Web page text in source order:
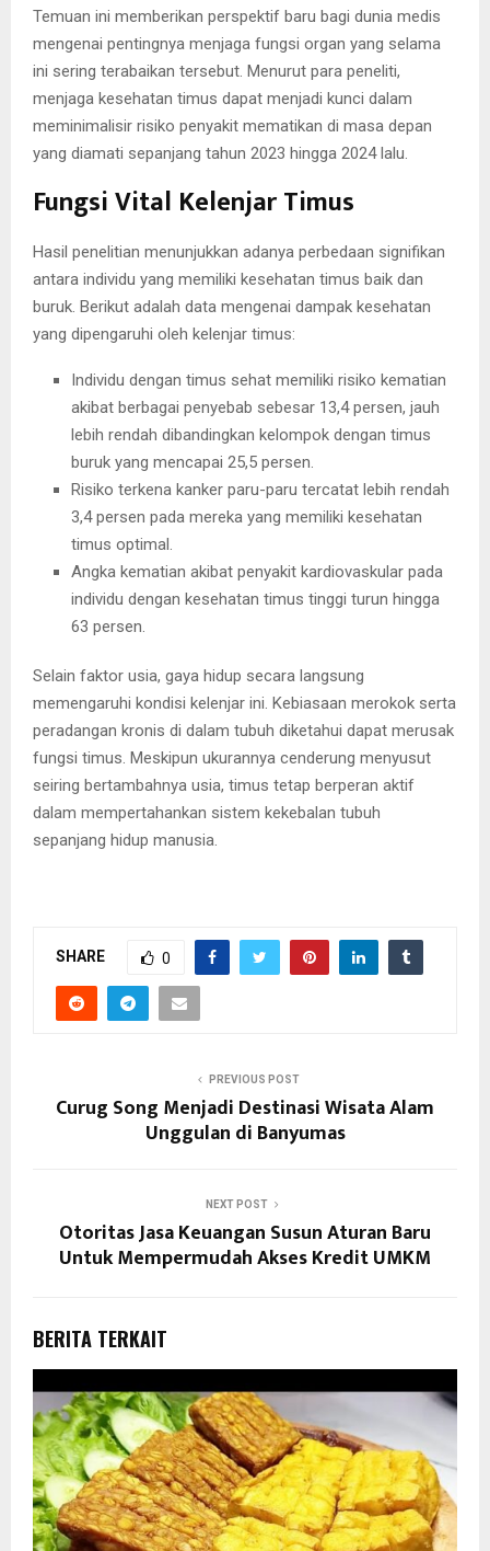
Temuan ini memberikan perspektif baru bagi dunia medis
mengenai pentingnya menjaga fungsi organ yang selama
ini sering terabaikan tersebut. Menurut para peneliti,
menjaga kesehatan timus dapat menjadi kunci dalam
meminimalisir risiko penyakit mematikan di masa depan
yang diamati sepanjang tahun 2023 hingga 2024 lalu.
Fungsi Vital Kelenjar Timus
Hasil penelitian menunjukkan adanya perbedaan signifikan
antara individu yang memiliki kesehatan timus baik dan
buruk. Berikut adalah data mengenai dampak kesehatan
yang dipengaruhi oleh kelenjar timus:
Individu dengan timus sehat memiliki risiko kematian
akibat berbagai penyebab sebesar 13,4 persen, jauh
lebih rendah dibandingkan kelompok dengan timus
buruk yang mencapai 25,5 persen.
Risiko terkena kanker paru-paru tercatat lebih rendah
3,4 persen pada mereka yang memiliki kesehatan
timus optimal.
Angka kematian akibat penyakit kardiovaskular pada
individu dengan kesehatan timus tinggi turun hingga
63 persen.
Selain faktor usia, gaya hidup secara langsung
memengaruhi kondisi kelenjar ini. Kebiasaan merokok serta
peradangan kronis di dalam tubuh diketahui dapat merusak
fungsi timus. Meskipun ukurannya cenderung menyusut
seiring bertambahnya usia, timus tetap berperan aktif
dalam mempertahankan sistem kekebalan tubuh
sepanjang hidup manusia.
SHARE 0
PREVIOUS POST
Curug Song Menjadi Destinasi Wisata Alam
Unggulan di Banyumas
NEXT POST
Otoritas Jasa Keuangan Susun Aturan Baru
Untuk Mempermudah Akses Kredit UMKM
BERITA TERKAIT